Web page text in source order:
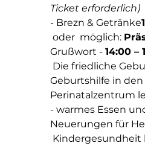
Ticket erforderlich)
- Brezn & Getränke
oder möglich:
Grußwort - 14:00 –
Die friedliche
Geburtshilfe in
Perinatalzentrum
- warmes Essen
Neuerungen für